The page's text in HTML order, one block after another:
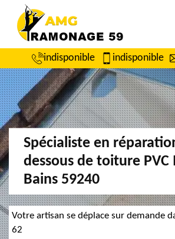
indisponible indisponible
Spécialiste en
dessous de toiture PVC
Bains 59240
Votre artisan se déplace sur demande
62